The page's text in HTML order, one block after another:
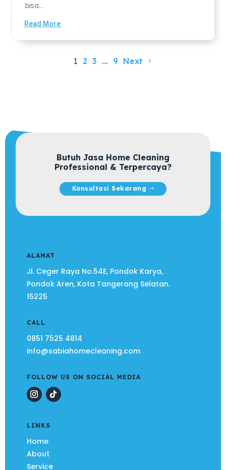
bisa...
Read More
1 2 3 … 9 Next
Butuh Jasa Home Cleaning
Professional & Terpercaya?
Konsultasi Sekarang
ALAMAT
Jl. Ceger Raya No.54E, Pondok Karya,
Pondok Aren, Kota Tangerang Selatan.
15225
CALL
0851 7525 4814
info@sabiahomecleaning.com
FOLLOW US ON SOCIAL MEDIA
LINKS
Home
About
Service